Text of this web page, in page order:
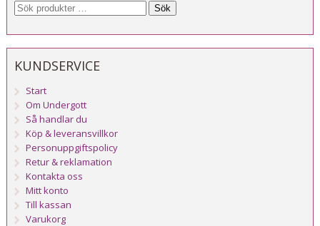
Sök
KUNDSERVICE
Start
Om Undergott
Så handlar du
Köp & leveransvillkor
Personuppgiftspolicy
Retur & reklamation
Kontakta oss
Mitt konto
Till kassan
Varukorg